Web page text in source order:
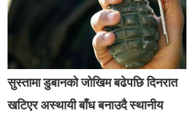
सुस्तामा डुबानको जोखिम बढेपछि दिनरात
खटिएर अस्थायी बाँध बनाउदै स्थानीय